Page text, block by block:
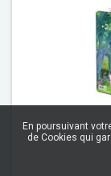
En poursuivant
de Cookies qui